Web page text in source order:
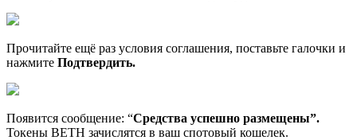
Прочитайте ещё раз условия соглашения, поставьте галочки и
нажмите Подтвердить.
Появится сообщение: “Средства успешно размещены”.
Токены BETH зачислятся в ваш спотовый кошелек.